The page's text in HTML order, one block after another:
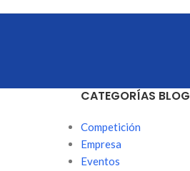
CATEGORÍAS BLOG
Competición
Empresa
Eventos